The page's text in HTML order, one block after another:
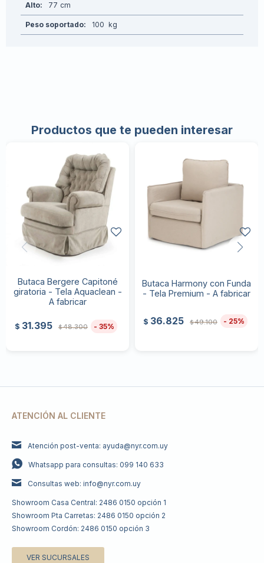
Alto 77
Peso soportado 100
Productos que te pueden interesar
Butaca Bergere Capitoné
giratoria - Tela Aquaclean -
A fabricar
$ 31.395 $48.300 35
Butaca Harmony con Funda
- Tela Premium - A fabricar
$ 36.825 $49.100 25
ATENCIÓN AL CLIENTE
Atención post-venta: ayuda@nyr.com.uy
Whatsapp para consultas: 099 140 633
Consultas web: info@nyr.com.uy
Showroom Casa Central: 2486 0150 opción 1
Showroom Pta Carretas: 2486 0150 opción 2
Showroom Cordón: 2486 0150 opción 3
VER SUCURSALES